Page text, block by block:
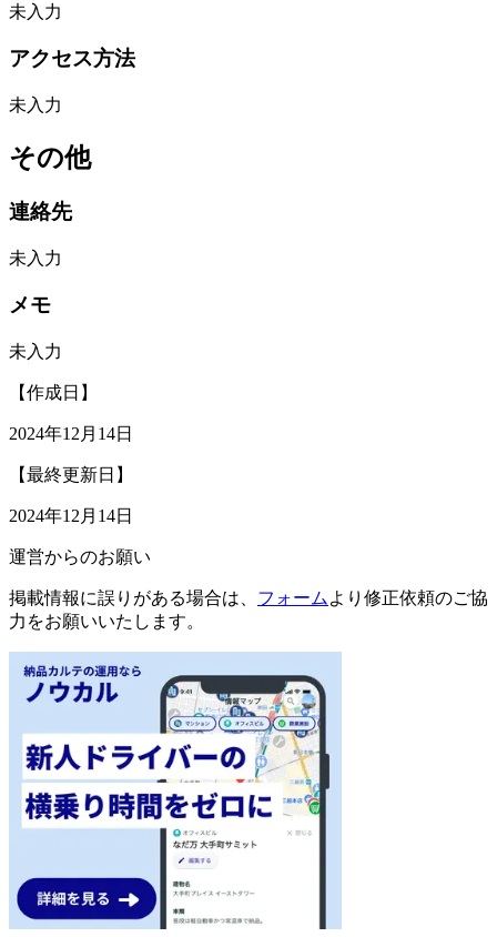
未入力
アクセス方法
未入力
その他
連絡先
未入力
メモ
未入力
【作成日】
2024年12月14日
【最終更新日】
2024年12月14日
運営からのお願い
掲載情報に誤りがある場合は、 フォーム より修正依頼のご協
力をお願いいたします。